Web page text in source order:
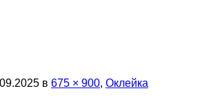
в 675 × 900, Оклейка